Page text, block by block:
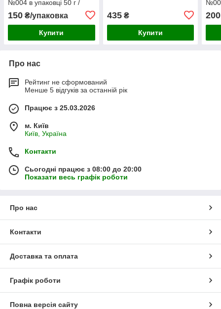
№004 в упаковці 50 г /
150 ₴/упаковка
Купити
435₴
Купити
200
Про нас
Рейтинг не сформований
Менше 5 відгуків за останній рік
Працює з 25.03.2026
м. Київ
Київ, Україна
Контакти
Сьогодні працює з 08:00 до 20:00
Показати весь графік роботи
Про нас
Контакти
Доставка та оплата
Графік роботи
Повна версія сайту